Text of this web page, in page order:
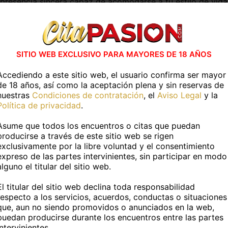
hasta perfiles europeos sofisticados. Cada una
sin presión.
hablar, encontrando un equilibrio perfecto entre
en un momento íntimo.
Genilreside en esa combinación de armonía que estas
desde lo emocional, lejos de guiones impuestos o
premium con total
definen la cúspide del acompañamiento adulto
mujeres VIP destacan no solo por su imagen, sino
privado, su forma de estar y de conversar crea un
VIPhan desarrollado un estilo propio basado en la
y esa capacidad de comunicación convierte
y se convierte en un instante diseñado para el
SITIO WEB EXCLUSIVO PARA MAYORES DE 18 AÑOS
a este sitio web, el usuario confirma ser mayor
18 años, así como la aceptación plena y sin reservas de
Condiciones de contratación, el Aviso Legal y la
de privacidad.
que todos los encuentros o citas que puedan
a través de este sitio web se rigen
por la libre voluntad y el consentimiento
de las partes intervinientes, sin participar en modo
el titular del sitio web.
titular del sitio web declina toda responsabilidad
a los servicios, acuerdos, conductas o situaciones
aun no siendo promovidos o anunciados en la web,
producirse durante los encuentros entre las partes